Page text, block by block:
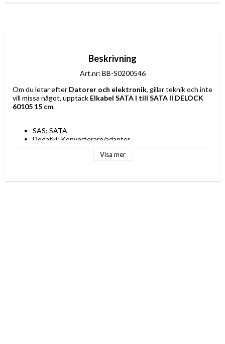
Beskrivning
Art.nr: BB-S0200546
Om du letar efter Datorer och elektronik, gillar teknik och inte
vill missa något, upptäck Elkabel SATA I till SATA II DELOCK
60105 15 cm.
SAS: SATA
Dodatki: Konverterare/adapter
Visa mer